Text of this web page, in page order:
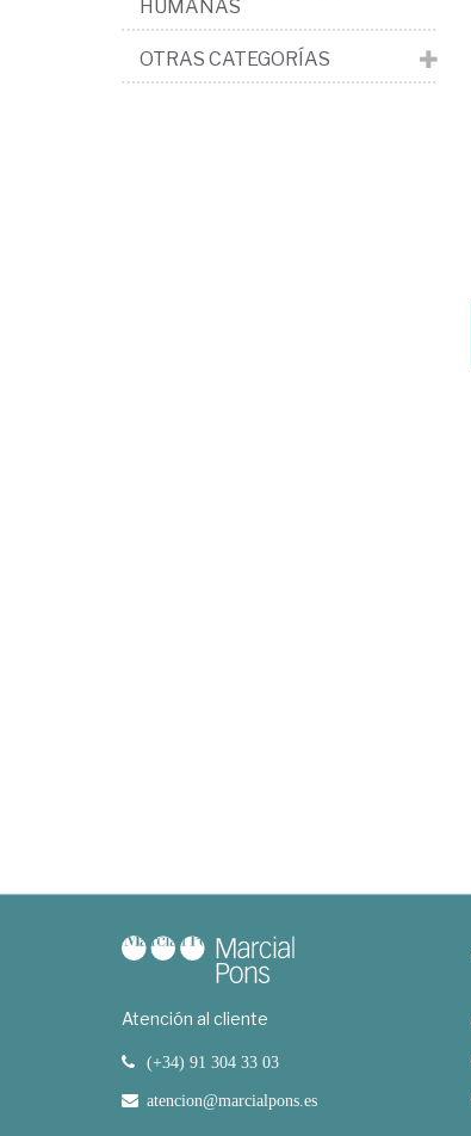
HUMANAS
OTRAS CATEGORÍAS
Atención al cliente
(+34) 91 304 33 03
atencion@marcialpons.es